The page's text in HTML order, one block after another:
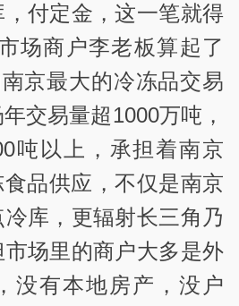
付定金，这一笔就得
场商户李老板算起了
京最大的冷冻品交易
交易量超1000万吨，
吨以上，承担着南京
品供应，不仅是南京
库，更辐射长三角乃
场里的商户大多是外
没有本地房产，没户